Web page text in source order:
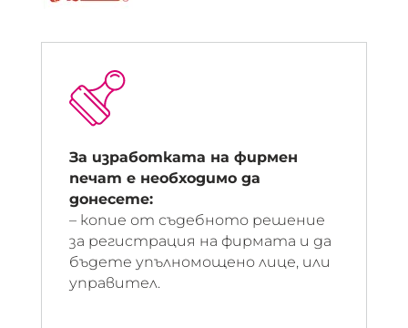
За изработката на фирмен
печат е необходимо да
донесете:
– копие от съдебното решение
за регистрация на фирмата и да
бъдете упълномощено лице, или
управител.